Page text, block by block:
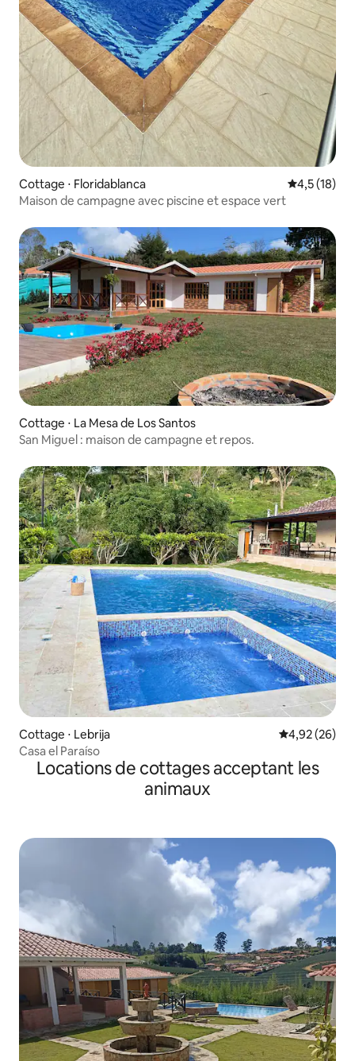
Cottage ⋅ Floridablanca Évaluation
4,5 (18)
Maison de campagne avec piscine et espace vert
Cottage ⋅ La Mesa de Los Santos
San Miguel : maison de campagne et repos.
Cottage ⋅ Lebrija Évaluation
4,92 (26)
Casa el Paraíso
Locations de cottages acceptant les
animaux